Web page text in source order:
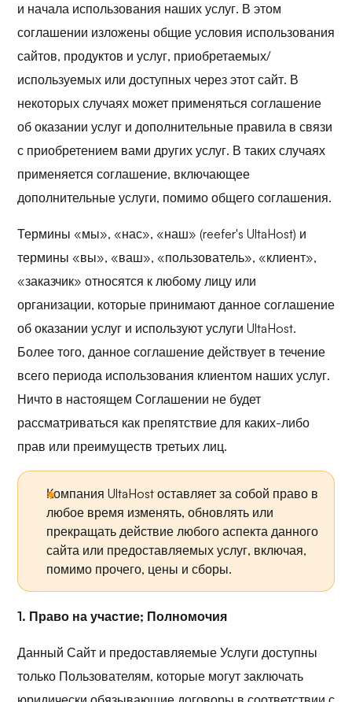
и начала использования наших услуг. В этом
соглашении изложены общие условия использования
сайтов, продуктов и услуг, приобретаемых/
используемых или доступных через этот сайт. В
некоторых случаях может применяться соглашение
об оказании услуг и дополнительные правила в связи
с приобретением вами других услуг. В таких случаях
применяется соглашение, включающее
дополнительные услуги, помимо общего соглашения.
Термины «мы», «нас», «наш» (reefer's UltaHost) и
термины «вы», «ваш», «пользователь», «клиент»,
«заказчик» относятся к любому лицу или
организации, которые принимают данное соглашение
об оказании услуг и используют услуги UltaHost.
Более того, данное соглашение действует в течение
всего периода использования клиентом наших услуг.
Ничто в настоящем Соглашении не будет
рассматриваться как препятствие для каких-либо
прав или преимуществ третьих лиц.
Компания UltaHost оставляет за собой право в
любое время изменять, обновлять или
прекращать действие любого аспекта данного
сайта или предоставляемых услуг, включая,
помимо прочего, цены и сборы.
1. Право на участие; Полномочия
Данный Сайт и предоставляемые Услуги доступны
только Пользователям, которые могут заключать